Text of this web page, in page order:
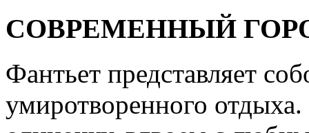
СОВРЕМЕННЫЙ
Фантьет представляет
умиротворенного